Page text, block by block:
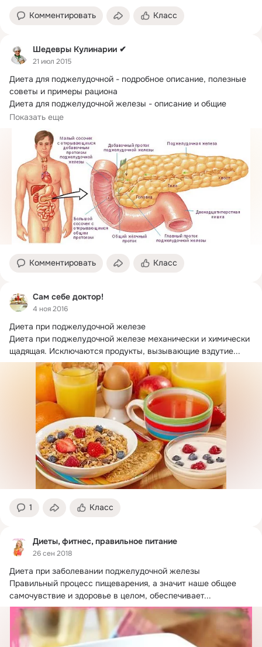
Комментировать Класс
Шедевры Кулинарии ✔
21 июл 2015
Диета для поджелудочной - подробное описание, полезные
советы и примеры рациона
Диета для поджелудочной железы - описание и общие
принципы
Показать еще
Комментировать Класс
Сам себе доктор!
4 ноя 2016
Диета при поджелудочной железе
Диета при поджелудочной железе механически и химически
щадящая. Исключаются продукты, вызывающие вздутие...
1 Класс
Диеты, фитнес, правильное питание
26 сен 2018
Диета при заболевании поджелудочной железы
Правильный процесс пищеварения, а значит наше общее
самочувствие и здоровье в целом, обеспечивает...